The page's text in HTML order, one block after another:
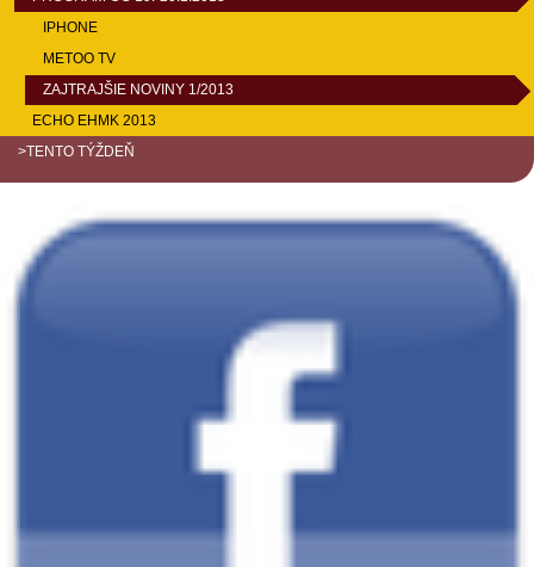
IPHONE
METOO TV
ZAJTRAJŠIE NOVINY 1/2013
ECHO EHMK 2013
>TENTO TÝŽDEŇ